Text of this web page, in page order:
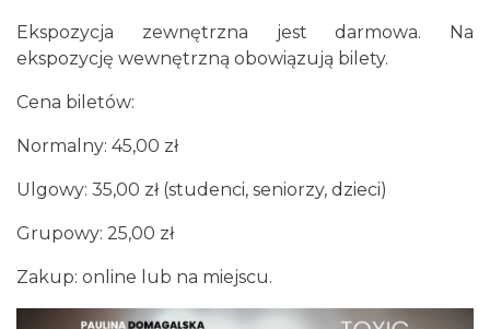
Warsaw String Quartet - Jubileusz
2026-09-18
13.63 km
Ekspozycja zewnętrzna jest darmowa. Na
ekspozycję wewnętrzną obowiązują bilety.
Cena biletów:
Normalny: 45,00 zł
Ulgowy: 35,00 zł (studenci, seniorzy, dzieci)
Grupowy: 25,00 zł
Zakup: online lub na miejscu.